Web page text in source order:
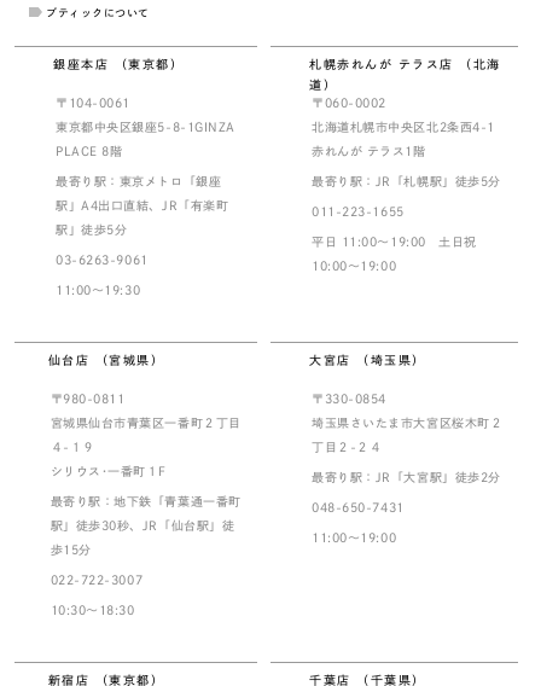
ブティックについて
銀座本店 （東京都）
〒104-0061
東京都中央区銀座5-8-1GINZA
PLACE 8階
最寄り駅：東京メトロ「銀座
駅」A4出口直結、JR「有楽町
駅」徒歩5分
03-6263-9061
11:00～19:30
札幌赤れんが テラス店 （北海
道）
〒060-0002
北海道札幌市中央区北2条西4-1
赤れんが テラス1階
最寄り駅：JR「札幌駅」徒歩5分
011-223-1655
平日 11:00～19:00 土日祝
10:00～19:00
仙台店 （宮城県）
〒980-0811
宮城県仙台市青葉区一番町２丁目
４-１９
シリウス･一番町１F
最寄り駅：地下鉄「青葉通一番町
駅」徒歩30秒、JR「仙台駅」徒
歩15分
022-722-3007
10:30～18:30
大宮店 （埼玉県）
〒330-0854
埼玉県さいたま市大宮区桜木町２
丁目２-２４
最寄り駅：JR「大宮駅」徒歩2分
048-650-7431
11:00～19:00
新宿店 （東京都） 千葉店 （千葉県）